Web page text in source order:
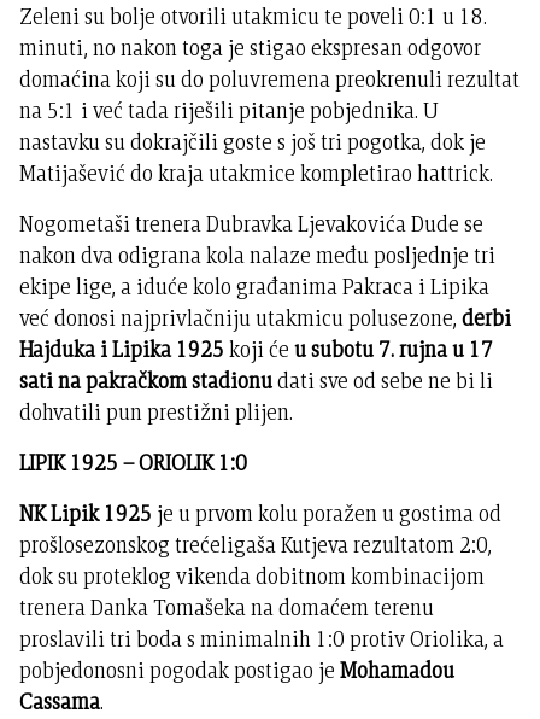
Zeleni su bolje otvorili utakmicu te poveli 0:1 u 18.
minuti, no nakon toga je stigao ekspresan odgovor
domaćina koji su do poluvremena preokrenuli rezultat
na 5:1 i već tada riješili pitanje pobjednika. U
nastavku su dokrajčili goste s još tri pogotka, dok je
Matijašević do kraja utakmice kompletirao hattrick.
Nogometaši trenera Dubravka Ljevakovića Dude se
nakon dva odigrana kola nalaze među posljednje tri
ekipe lige, a iduće kolo građanima Pakraca i Lipika
već donosi najprivlačniju utakmicu polusezone, derbi
Hajduka i Lipika 1925 koji ćeu subotu 7. rujna u 17
sati na pakračkom stadionudati sve od sebe ne bi li
dohvatili pun prestižni plijen.
LIPIK 1925 – ORIOLIK 1:0
NK Lipik 1925 je u prvom kolu poražen u gostima od
prošlosezonskog trećeligaša Kutjeva rezultatom 2:0,
dok su proteklog vikenda dobitnom kombinacijom
trenera Danka Tomašeka na domaćem terenu
proslavili tri boda s minimalnih 1:0 protiv Oriolika, a
pobjedonosni pogodak postigao jeMohamadou
Cassama.